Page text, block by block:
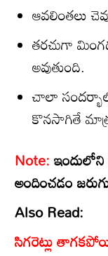
ఆవలింతలు
తరచుగా
అవుతుంది.
చాలా
కొనసాగితే
Note:
అందించడం
Also Read:
సిగరెట్లు